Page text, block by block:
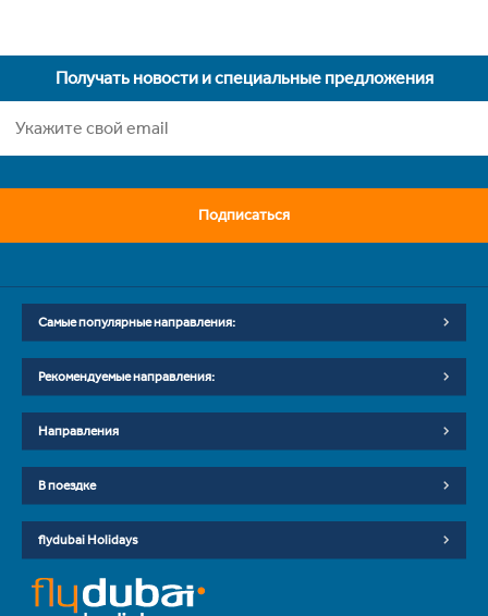
Получать новости и специальные предложения
Подписаться
Самые популярные направления:
Рекомендуемые направления:
Направления
В поездке
flydubai Holidays